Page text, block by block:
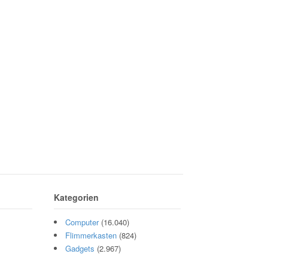
Kategorien
Computer(16.040)
Flimmerkasten (824)
Gadgets (2.967)